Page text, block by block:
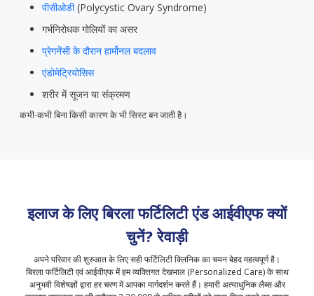
पीसीओडी(Polycystic Ovary Syndrome)
गर्भनिरोधक गोलियों का असर
प्रेगनेंसी के दौरान हार्मोनल बदलाव
एंडोमेट्रियोसिस
शरीर में सूजन या संक्रमण
कभी-कभी बिना किसी कारण के भी सिस्ट बन जाती है।
इलाज के लिए बिरला फर्टिलिटी एंड आईवीएफ क्यों
चुनें? रेवाड़ी
अपने परिवार की शुरुआत के लिए सही फर्टिलिटी क्लिनिक का चयन बेहद महत्वपूर्ण है।
बिरला फर्टिलिटी एवं आईवीएफ में हम व्यक्तिगत देखभाल (Personalized Care) के साथ
अनुभवी विशेषज्ञों द्वारा हर चरण में आपका मार्गदर्शन करते हैं। हमारी अत्याधुनिक लैब्स और